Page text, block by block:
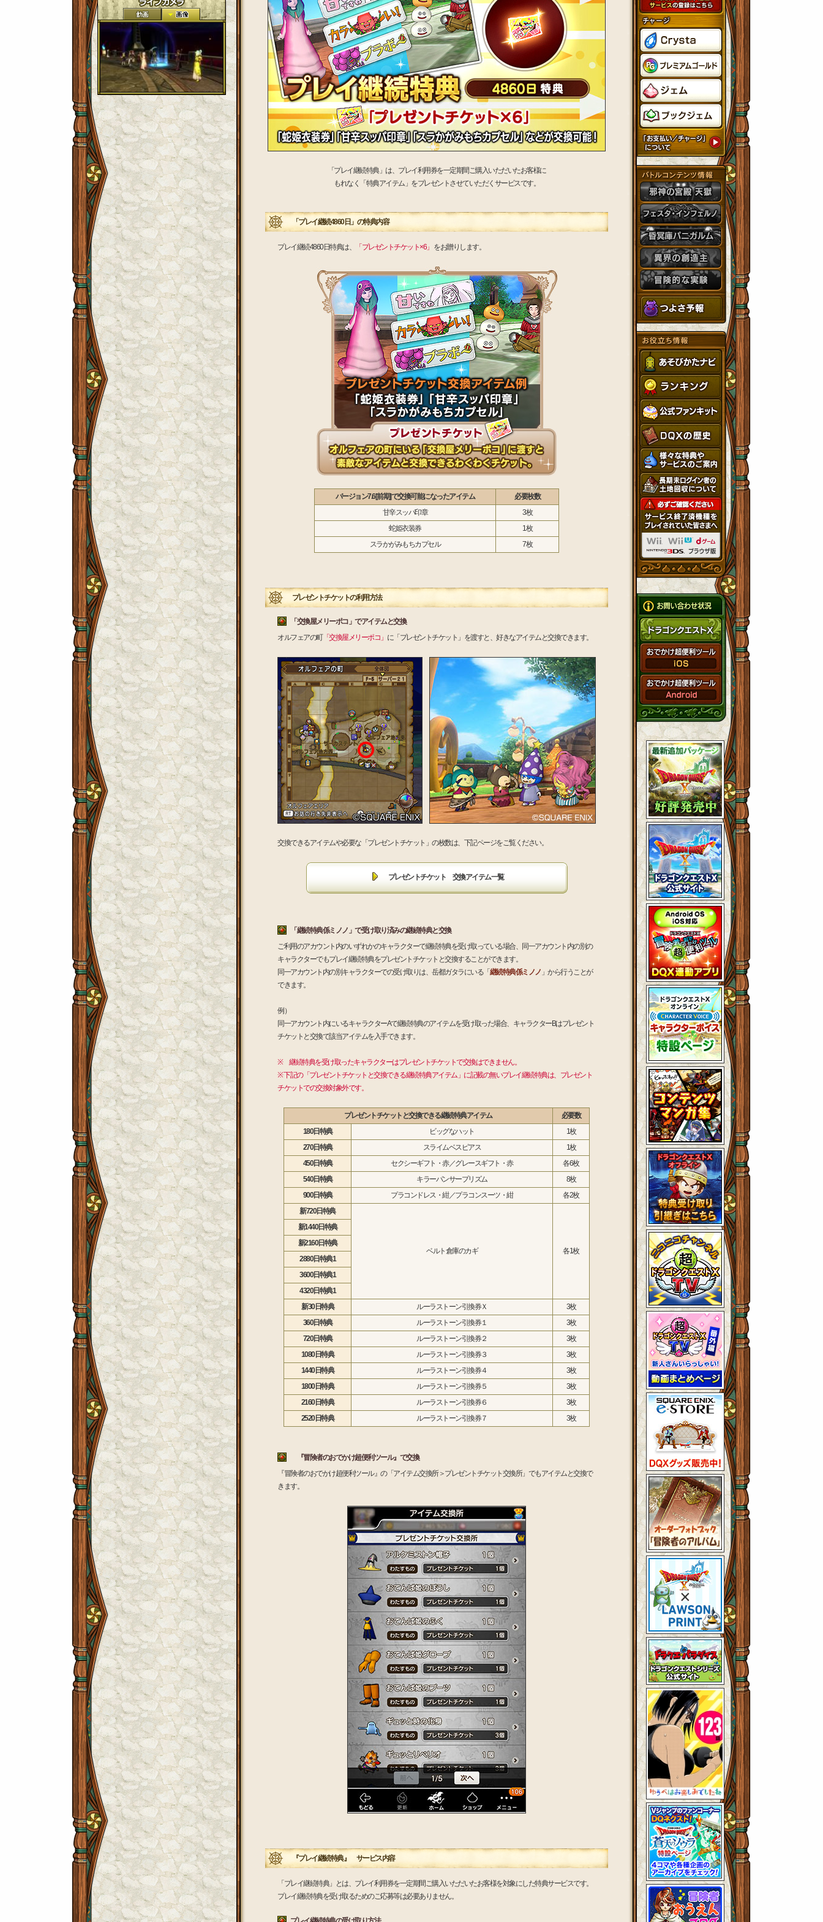
「プレイ継続特典」は、プレイ利用券を一定期間ご購入いただいたお客様に
もれなく「特典アイテム」をプレゼントさせていただくサービスです。
「プレイ継続4860日」の特典内容
プレイ継続4860日特典は、 「プレゼントチケット×6」 をお贈りします。
バージョン7.6[前期]で交換可能になったアイテム
必要枚数
甘辛スッパ印章
3枚
蛇姫衣装券
1枚
スラかがみもちカプセル
7枚
プレゼントチケットの利用方法
「交換屋メリーポコ」でアイテムと交換
オルフェアの町「交換屋メリーポコ」 に「プレゼントチケット」を渡すと、好きなアイテムと交換できます。
交換できるアイテムや必要な「プレゼントチケット」の枚数は、下記ページをご覧ください。
プレゼントチケット 交換アイテム一覧
「継続特典係ミノノ」で受け取り済みの継続特典と交換
ご利用のアカウント内のいずれかのキャラクターで継続特典を受け取っている場合、同一アカウント内の別の
キャラクターでもプレイ継続特典をプレゼントチケットと交換することができます。
同一アカウント内の別キャラクターでの受け取りは、岳都ガタラにいる「 継続特典係ミノノ 」から行うことが
できます。
例）
同一アカウント内にいるキャラクターAで継続特典のアイテムを受け取った場合、キャラクターBはプレゼント
チケットと交換で該当アイテムを入手できます。
※ 継続特典を受け取ったキャラクターはプレゼントチケットで交換はできません。
※ 下記の「プレゼントチケットと交換できる継続特典アイテム」に記載の無いプレイ継続特典は、プレゼント
チケットでの交換対象外です。
プレゼントチケットと交換できる継続特典アイテム
必要数
180日特典
ビッグなハット
1枚
270日特典
スライムベスピアス
1枚
450日特典
セクシーギフト・赤／グレースギフト・赤
各6枚
540日特典
キラーパンサープリズム
8枚
900日特典
プラコンドレス・紺／プラコンスーツ・紺
各2枚
新720日特典
ベルト倉庫のカギ 各1枚
新1440日特典
新2160日特典
2880日特典1
3600日特典1
4320日特典1
新30日特典
ルーラストーン引換券Ｘ
3枚
360日特典
ルーラストーン引換券１
3枚
720日特典
ルーラストーン引換券２
3枚
1080日特典
ルーラストーン引換券３
3枚
1440日特典
ルーラストーン引換券４
3枚
1800日特典
ルーラストーン引換券５
3枚
2160日特典
ルーラストーン引換券６
3枚
2520日特典
ルーラストーン引換券７ 3枚
『冒険者のおでかけ超便利ツール』で交換
『冒険者のおでかけ超便利ツール』の「アイテム交換所＞プレゼントチケット交換所」でもアイテムと交換で
きます。
『プレイ継続特典』 サービス内容
「プレイ継続特典」とは、プレイ利用券を一定期間ご購入いただいたお客様を対象にした特典サービスです。
プレイ継続特典を受け取るためのご応募等は必要ありません。